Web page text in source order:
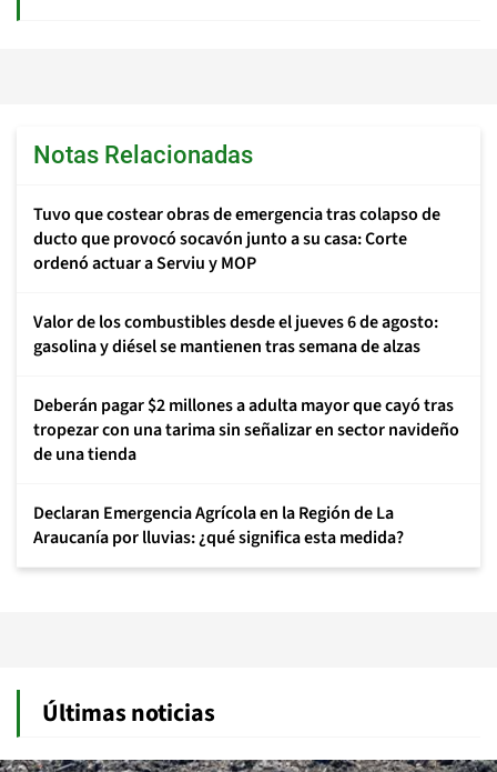
Notas Relacionadas
Tuvo que costear obras de emergencia tras colapso de
ducto que provocó socavón junto a su casa: Corte
ordenó actuar a Serviu y MOP
Valor de los combustibles desde el jueves 6 de agosto:
gasolina y diésel se mantienen tras semana de alzas
Deberán pagar $2 millones a adulta mayor que cayó tras
tropezar con una tarima sin señalizar en sector navideño
de una tienda
Declaran Emergencia Agrícola en la Región de La
Araucanía por lluvias: ¿qué significa esta medida?
Últimas noticias